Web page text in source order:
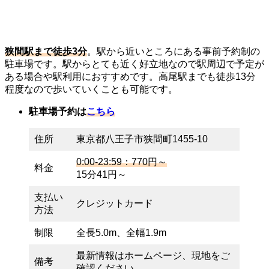
狭間駅まで徒歩3分。駅から近いところにある事前予約制の
駐車場です。駅からとても近く好立地なので駅周辺で予定が
ある場合や駅利用におすすめです。高尾駅までも徒歩13分
程度なので歩いていくことも可能です。
駐車場予約はこちら
住所 東京都八王子市狭間町1455-10
料金
0:00-23:59：770円～
15分41円～
支払い
方法
クレジットカード
制限 全長5.0m、全幅1.9m
備考
最新情報はホームページ、現地をご